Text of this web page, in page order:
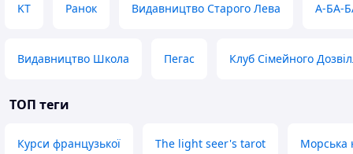
KT Ранок Видавництво Старого Лева А-БА-
Видавництво Школа Пегас Клуб Сімейного
ТОП теги
Курси французької The light seer's tarot Морська